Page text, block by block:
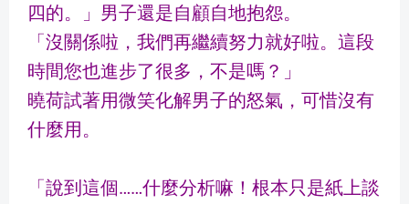
四的。」男子還是自顧自地抱怨。
「沒關係啦，我們再繼續努力就好啦。這段
時間您也進步了很多，不是嗎？」
曉荷試著用微笑化解男子的怒氣，可惜沒有
什麼用。
「說到這個……什麼分析嘛！根本只是紙上談